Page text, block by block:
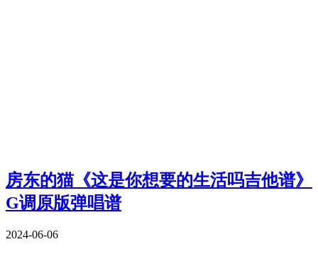
房东的猫《这是你想要的生活吗吉他谱》
G调原版弹唱谱
2024-06-06